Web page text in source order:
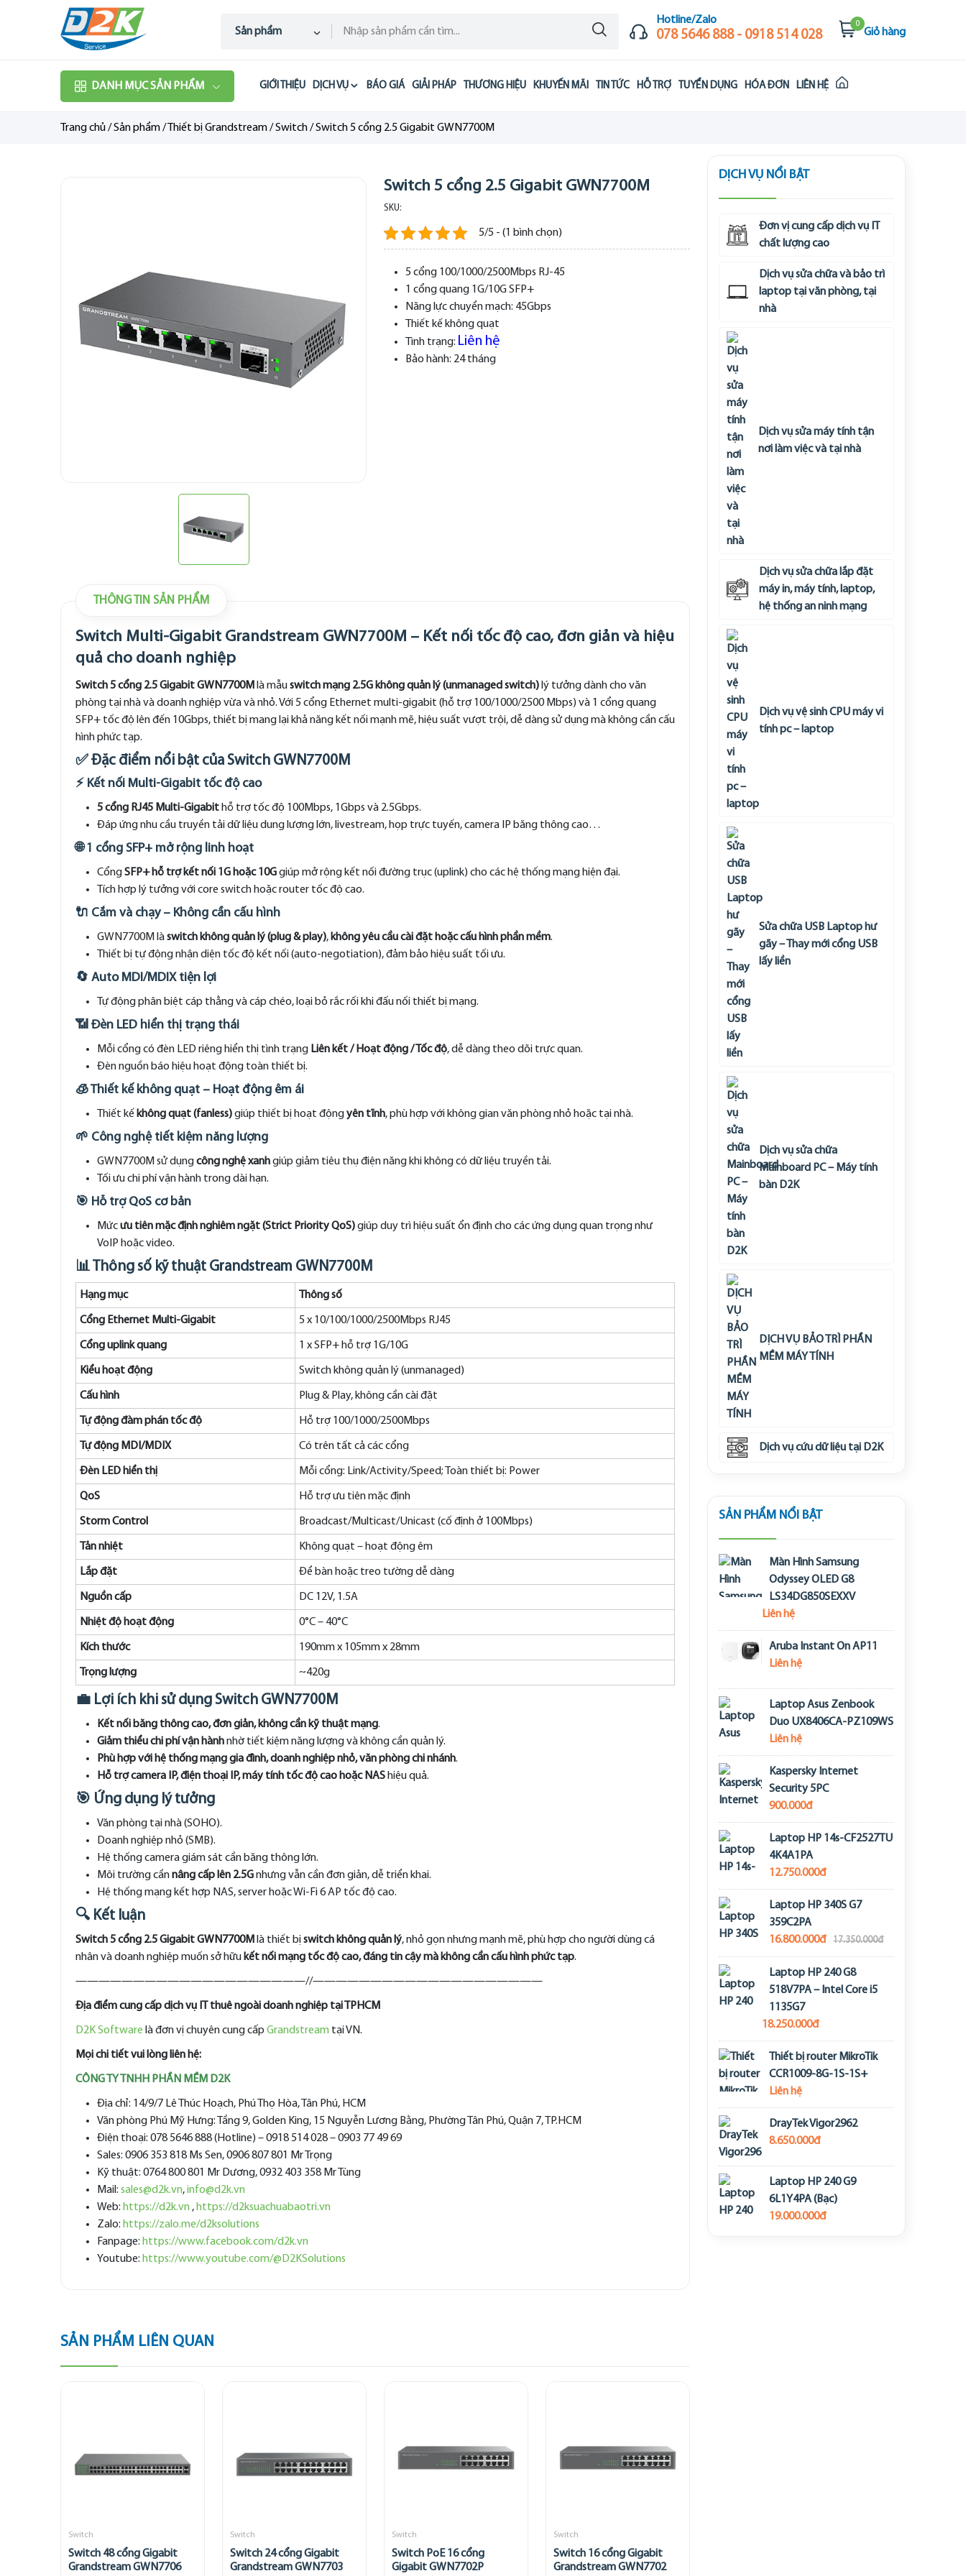
Sản phẩm
Hotline/Zalo
078 5646 888 - 0918 514 028
0
Giỏ hàng
DANH MỤC SẢN PHẨM GIỚI THIỆU DỊCH VỤ BÁO GIÁ GIẢI PHÁP THƯƠNG HIỆU KHUYẾN MÃI TIN TỨC HỖ TRỢ TUYỂN DỤNG HÓA ĐƠN LIÊN HỆ
Trang chủ/Sản phẩm/ Thiết bị Grandstream/Switch/Switch 5 cổng 2.5 Gigabit GWN7700M
Switch 5 cổng 2.5 Gigabit GWN7700M
SKU:
5/5 - (1 bình chọn)
5 cổng 100/1000/2500Mbps RJ-45
1 cổng quang 1G/10G SFP+
Năng lực chuyển mạch: 45Gbps
Thiết kế không quạt
Tình trạng: Liên hệ
Bảo hành: 24 tháng
THÔNG TIN SẢN PHẨM
Switch Multi-Gigabit Grandstream GWN7700M – Kết nối tốc độ cao, đơn giản và hiệu
quả cho doanh nghiệp
Switch 5 cổng 2.5 Gigabit GWN7700M là mẫuswitch mạng 2.5G không quản lý (unmanaged switch) lý tưởng dành cho văn
phòng tại nhà và doanh nghiệp vừa và nhỏ. Với 5 cổng Ethernet multi-gigabit (hỗ trợ 100/1000/2500 Mbps) và 1 cổng quang
SFP+ tốc độ lên đến 10Gbps, thiết bị mang lại khả năng kết nối mạnh mẽ, hiệu suất vượt trội, dễ dàng sử dụng mà không cần cấu
hình phức tạp.
✅ Đặc điểm nổi bật của Switch GWN7700M
⚡ Kết nối Multi-Gigabit tốc độ cao
5 cổng RJ45 Multi-Gigabit hỗ trợ tốc độ 100Mbps, 1Gbps và 2.5Gbps.
Đáp ứng nhu cầu truyền tải dữ liệu dung lượng lớn, livestream, họp trực tuyến, camera IP băng thông cao…
🌐 1 cổng SFP+ mở rộng linh hoạt
CổngSFP+ hỗ trợ kết nối 1G hoặc 10Ggiúp mở rộng kết nối đường trục (uplink) cho các hệ thống mạng hiện đại.
Tích hợp lý tưởng với core switch hoặc router tốc độ cao.
🔌 Cắm và chạy – Không cần cấu hình
GWN7700M làswitch không quản lý (plug & play), không yêu cầu cài đặt hoặc cấu hình phần mềm.
Thiết bị tự động nhận diện tốc độ kết nối (auto-negotiation), đảm bảo hiệu suất tối ưu.
🔄 Auto MDI/MDIX tiện lợi
Tự động phân biệt cáp thẳng và cáp chéo, loại bỏ rắc rối khi đấu nối thiết bị mạng.
📶 Đèn LED hiển thị trạng thái
Mỗi cổng có đèn LED riêng hiển thị tình trạng Liên kết / Hoạt động / Tốc độ, dễ dàng theo dõi trực quan.
Đèn nguồn báo hiệu hoạt động toàn thiết bị.
🧊 Thiết kế không quạt – Hoạt động êm ái
Thiết kế không quạt (fanless)giúp thiết bị hoạt độngyên tĩnh, phù hợp với không gian văn phòng nhỏ hoặc tại nhà.
🌱 Công nghệ tiết kiệm năng lượng
GWN7700M sử dụngcông nghệ xanhgiúp giảm tiêu thụ điện năng khi không có dữ liệu truyền tải.
Tối ưu chi phí vận hành trong dài hạn.
🎯 Hỗ trợ QoS cơ bản
Mứcưu tiên mặc định nghiêm ngặt (Strict Priority QoS)giúp duy trì hiệu suất ổn định cho các ứng dụng quan trọng như
VoIP hoặc video.
📊 Thông số kỹ thuật Grandstream GWN7700M
Hạng mục Thông số
Cổng Ethernet Multi-Gigabit 5 x 10/100/1000/2500Mbps RJ45
Cổng uplink quang 1 x SFP+ hỗ trợ 1G/10G
Kiểu hoạt động Switch không quản lý (unmanaged)
Cấu hình Plug & Play, không cần cài đặt
Tự động đàm phán tốc độ Hỗ trợ 100/1000/2500Mbps
Tự động MDI/MDIX Có trên tất cả các cổng
Đèn LED hiển thị Mỗi cổng: Link/Activity/Speed; Toàn thiết bị: Power
QoS Hỗ trợ ưu tiên mặc định
Storm Control Broadcast/Multicast/Unicast (cố định ở 100Mbps)
Tản nhiệt Không quạt – hoạt động êm
Lắp đặt Để bàn hoặc treo tường dễ dàng
Nguồn cấp DC 12V, 1.5A
Nhiệt độ hoạt động 0°C – 40°C
Kích thước 190mm x 105mm x 28mm
Trọng lượng ~420g
💼 Lợi ích khi sử dụng Switch GWN7700M
Kết nối băng thông cao, đơn giản, không cần kỹ thuật mạng.
Giảm thiểu chi phí vận hànhnhờ tiết kiệm năng lượng và không cần quản lý.
Phù hợp với hệ thống mạng gia đình, doanh nghiệp nhỏ, văn phòng chi nhánh.
Hỗ trợ camera IP, điện thoại IP, máy tính tốc độ cao hoặc NAS hiệu quả.
🎯 Ứng dụng lý tưởng
Văn phòng tại nhà (SOHO).
Doanh nghiệp nhỏ (SMB).
Hệ thống camera giám sát cần băng thông lớn.
Môi trường cầnnâng cấp lên 2.5Gnhưng vẫn cần đơn giản, dễ triển khai.
Hệ thống mạng kết hợp NAS, server hoặc Wi-Fi 6 AP tốc độ cao.
🔍 Kết luận
Switch 5 cổng 2.5 Gigabit GWN7700M là thiết bịswitch không quản lý, nhỏ gọn nhưng mạnh mẽ, phù hợp cho người dùng cá
nhân và doanh nghiệp muốn sở hữu kết nối mạng tốc độ cao, đáng tin cậy mà không cần cấu hình phức tạp.
————————————————————//————————————————————
Địa điểm cung cấp dịch vụ IT thuê ngoài doanh nghiệp tại TPHCM
D2K Software là đơn vị chuyên cung cấp Grandstream tại VN.
Mọi chi tiết vui lòng liên hệ:
CÔNG TY TNHH PHẦN MỀM D2K
Địa chỉ: 14/9/7 Lê Thúc Hoạch, Phú Thọ Hòa, Tân Phú, HCM
Văn phòng Phú Mỹ Hưng: Tầng 9, Golden King, 15 Nguyễn Lương Bằng, Phường Tân Phú, Quận 7, TP.HCM
Điện thoại: 078 5646 888 (Hotline) – 0918 514 028 – 0903 77 49 69
Sales: 0906 353 818 Ms Sen, 0906 807 801 Mr Trọng
Kỹ thuật: 0764 800 801 Mr Dương, 0932 403 358 Mr Tùng
Mail: sales@d2k.vn,info@d2k.vn
Web: https://d2k.vn , https://d2ksuachuabaotri.vn
Zalo: https://zalo.me/d2ksolutions
Fanpage: https://www.facebook.com/d2k.vn
Youtube: https://www.youtube.com/@D2KSolutions
SẢN PHẨM LIÊN QUAN
Switch
Switch 48 cổng Gigabit
Grandstream GWN7706
Switch
Switch 24 cổng Gigabit
Grandstream GWN7703
Switch
Switch PoE 16 cổng
Gigabit GWN7702P
Switch
Switch 16 cổng Gigabit
Grandstream GWN7702
DỊCH VỤ NỔI BẬT
Đơn vị cung cấp dịch vụ IT
chất lượng cao
Dịch vụ sửa chữa và bảo trì
laptop tại văn phòng, tại
nhà
Dịch vụ sửa máy tính tận
nơi làm việc và tại nhà
Dịch vụ sửa chữa lắp đặt
máy in, máy tính, laptop,
hệ thống an ninh mạng
Dịch vụ vệ sinh CPU máy vi
tính pc – laptop
Sửa chữa USB Laptop hư
gãy – Thay mới cổng USB
lấy liền
Dịch vụ sửa chữa
Mainboard PC – Máy tính
bàn D2K
DỊCH VỤ BẢO TRÌ PHẦN
MỀM MÁY TÍNH
Dịch vụ cứu dữ liệu tại D2K
SẢN PHẨM NỔI BẬT
Màn Hình Samsung
Odyssey OLED G8
LS34DG850SEXXV
Liên hệ
Aruba Instant On AP11
Liên hệ
Laptop Asus Zenbook
Duo UX8406CA-PZ109WS
Liên hệ
Kaspersky Internet
Security 5PC
900.000đ
Laptop HP 14s-CF2527TU
4K4A1PA
12.750.000đ
Laptop HP 340S G7
359C2PA
16.800.000đ
17.350.000đ
Laptop HP 240 G8
518V7PA – Intel Core i5
1135G7
18.250.000đ
Thiết bị router MikroTik
CCR1009-8G-1S-1S+
Liên hệ
DrayTek Vigor2962
8.650.000đ
Laptop HP 240 G9
6L1Y4PA (Bạc)
19.000.000đ